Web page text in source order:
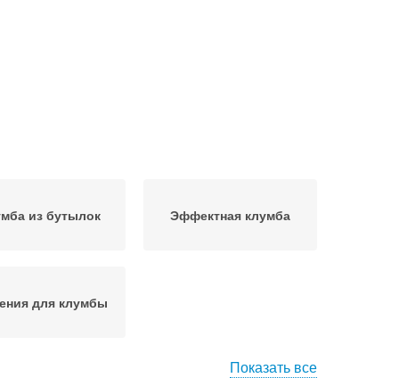
из бутылок Эффектная клумба
для клумбы
Показать все